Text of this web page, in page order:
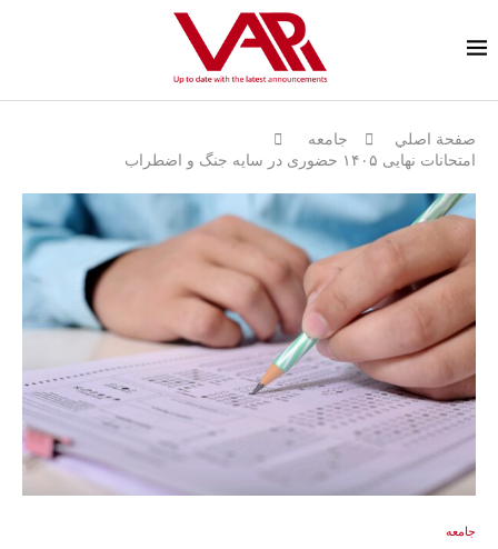
صفحة اصلي
جامعه
امتحانات نهایی ۱۴۰۵ حضوری در سایه جنگ و اضطراب
جامعه